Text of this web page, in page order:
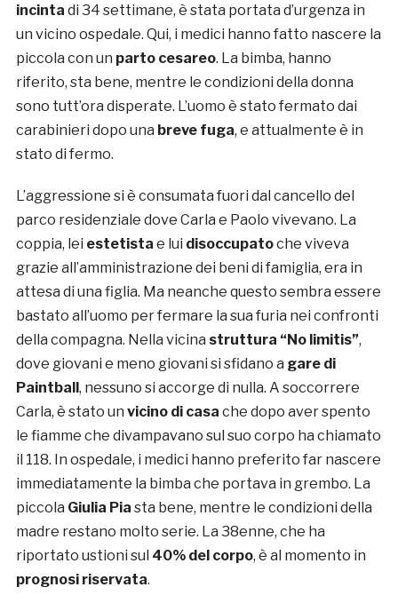
incinta di 34 settimane, è stata portata d’urgenza in
un vicino ospedale. Qui, i medici hanno fatto nascere la
piccola con un parto cesareo. La bimba, hanno
riferito, sta bene, mentre le condizioni della donna
sono tutt’ora disperate. L’uomo è stato fermato dai
carabinieri dopo una breve fuga, e attualmente è in
stato di fermo.
L’aggressione si è consumata fuori dal cancello del
parco residenziale dove Carla e Paolo vivevano. La
coppia, lei estetista e lui disoccupatoche viveva
grazie all’amministrazione dei beni di famiglia, era in
attesa di una figlia. Ma neanche questo sembra essere
bastato all’uomo per fermare la sua furia nei confronti
della compagna. Nella vicina struttura “No limitis”,
dove giovani e meno giovani si sfidano a gare di
Paintball, nessuno si accorge di nulla. A soccorrere
Carla, è stato un vicino di casa che dopo aver spento
le fiamme che divampavano sul suo corpo ha chiamato
il 118. In ospedale, i medici hanno preferito far nascere
immediatamente la bimba che portava in grembo. La
piccola Giulia Pia sta bene, mentre le condizioni della
madre restano molto serie. La 38enne, che ha
riportato ustioni sul 40% del corpo, è al momento in
prognosi riservata.